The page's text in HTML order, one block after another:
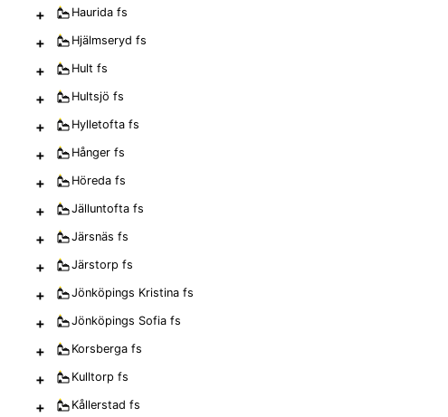
+ Haurida fs
+ Hjälmseryd fs
+ Hult fs
+ Hultsjö fs
+ Hylletofta fs
+ Hånger fs
+ Höreda fs
+ Jälluntofta fs
+ Järsnäs fs
+ Järstorp fs
+ Jönköpings Kristina fs
+ Jönköpings Sofia fs
+ Korsberga fs
+ Kulltorp fs
+ Kållerstad fs